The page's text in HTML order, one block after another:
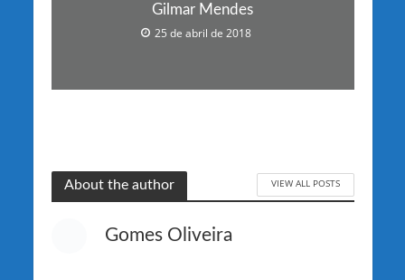
Gilmar Mendes
25 de abril de 2018
About the author VIEW ALL POSTS
Gomes Oliveira